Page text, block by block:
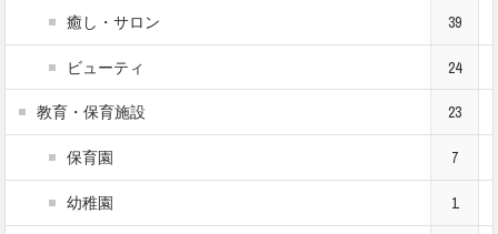
癒し・サロン 39
ビューティ 24
教育・保育施設 23
保育園 7
幼稚園 1